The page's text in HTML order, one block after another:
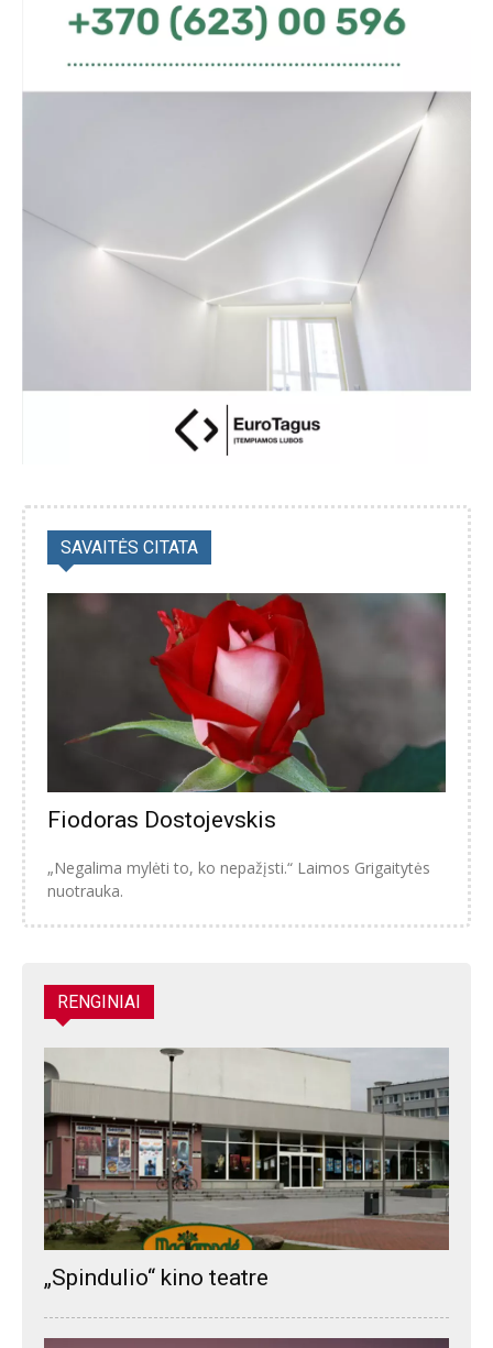
SAVAITĖS CITATA
Fiodoras Dostojevskis
„Negalima mylėti to, ko nepažįsti.“ Laimos Grigaitytės
nuotrauka.
RENGINIAI
„Spindulio“ kino teatre